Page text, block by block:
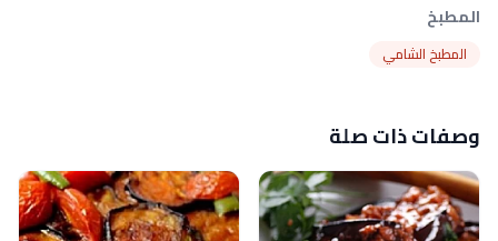
المطبخ
المطبخ الشامي
وصفات ذات صلة